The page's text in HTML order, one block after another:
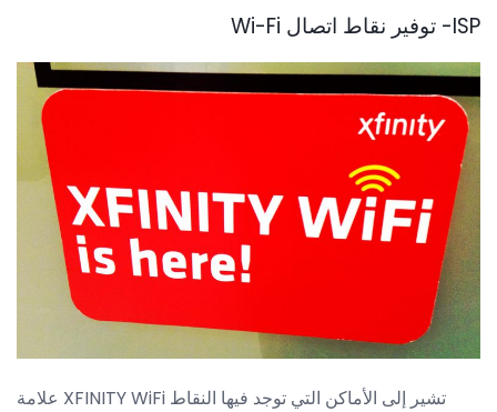
ISP- توفير نقاط اتصال Wi-Fi
علامة XFINITY WiFi تشير إلى الأماكن التي توجد فيها النقاط